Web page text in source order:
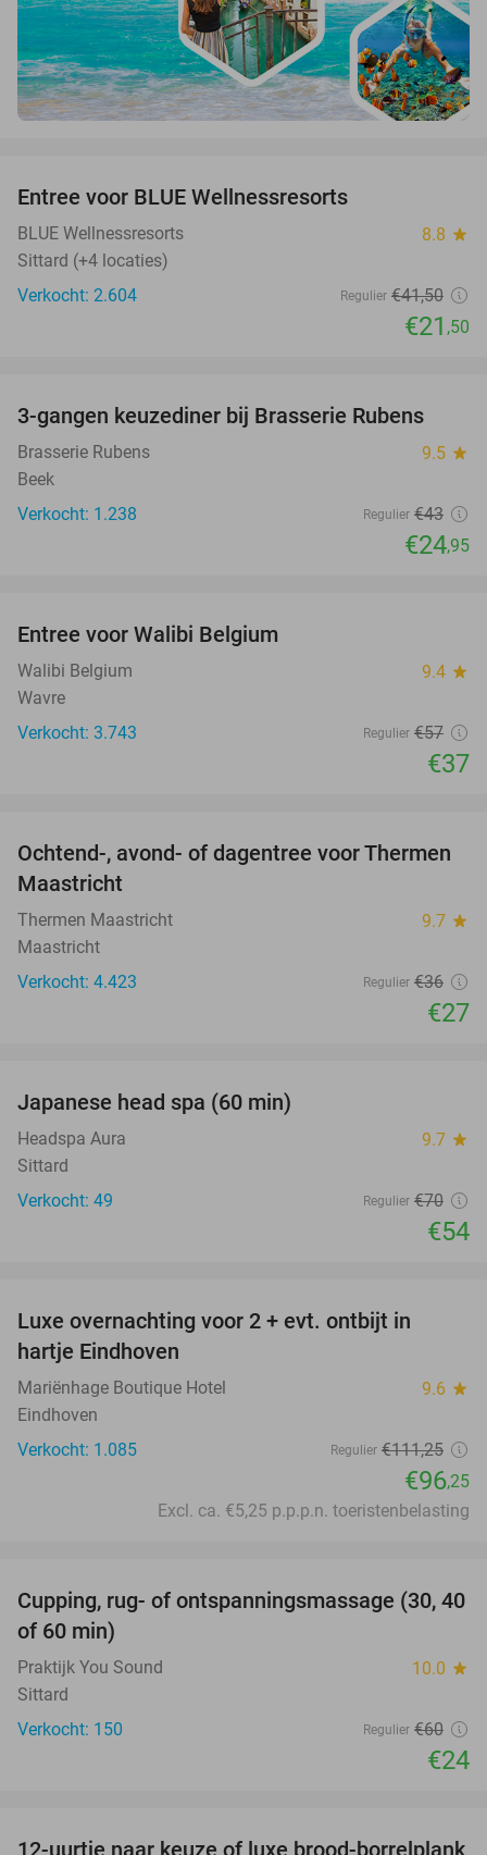
Entree voor BLUE Wellnessresorts
BLUE Wellnessresorts 8.8 star
Sittard (+4 locaties)
Verkocht: 2.604
Regulier €41,50
€21 ,50
42%
3-gangen keuzediner bij Brasserie Rubens
Brasserie Rubens 9.5 star
Beek
Verkocht: 1.238
Regulier €43
€24,95
Entree voor Walibi Belgium
Walibi Belgium 9.4 star
Wavre
Verkocht: 3.743
Regulier €57
€37
25%
Ochtend-, avond- of dagentree voor Thermen
Maastricht
Thermen Maastricht 9.7 star
Maastricht
Verkocht: 4.423
Regulier €36
€27
Japanese head spa (60 min)
Headspa Aura 9.7 star
Sittard
Verkocht: 49
Regulier €70
€54
Luxe overnachting voor 2 + evt. ontbijt in
hartje Eindhoven
Mariënhage Boutique Hotel 9.6 star
Eindhoven
Verkocht: 1.085
Regulier €111,25
€96,25
Excl. ca. €5,25 p.p.p.n. toeristenbelasting
60%
Cupping, rug- of ontspanningsmassage (30, 40
of 60 min)
Praktijk You Sound 10.0 star
Sittard
Verkocht: 150
Regulier €60
€24
12-uurtje naar keuze of luxe brood-borrelplank